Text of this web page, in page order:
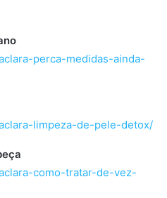
perca-medidas-ainda-
limpeza-de-pele-detox/
como-tratar-de-vez-